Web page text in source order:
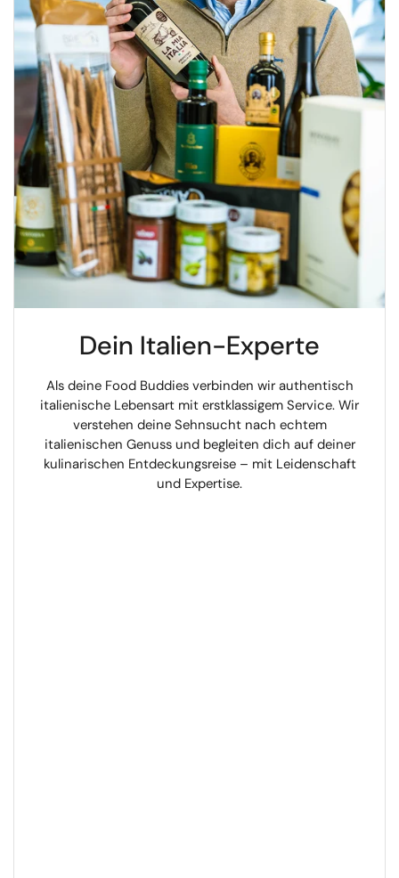
Dein Italien-Experte
Als deine Food Buddies verbinden wir authentisch
italienische Lebensart mit erstklassigem Service. Wir
verstehen deine Sehnsucht nach echtem
italienischen Genuss und begleiten dich auf deiner
kulinarischen Entdeckungsreise – mit Leidenschaft
und Expertise.